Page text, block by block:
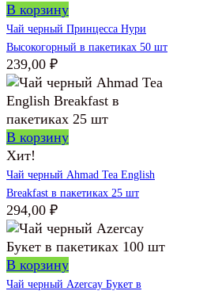
В корзину
Чай черный Принцесса Нури
Высокогорный в пакетиках 50 шт
239,00 ₽
В корзину
Хит!
Чай черный Ahmad Tea English
Breakfast в пакетиках 25 шт
294,00 ₽
В корзину
Чай черный Azercay Букет в